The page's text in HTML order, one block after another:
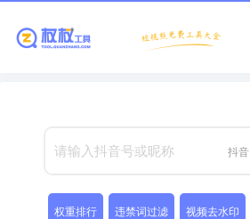
抖音
权重排行 违禁词过滤 视频去水印